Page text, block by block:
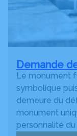
Demande
Le monument
symbolique
demeure du
monument
personnalité